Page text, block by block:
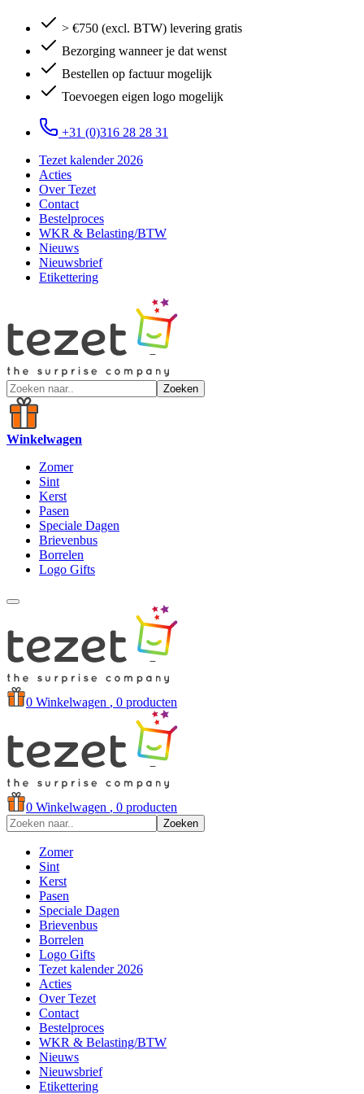
> €750 (excl. BTW) levering gratis
Bezorging wanneer je dat wenst
Bestellen op factuur mogelijk
Toevoegen eigen logo mogelijk
+31 (0)316 28 28 31
Tezet kalender 2026
Acties
Over Tezet
Contact
Bestelproces
WKR & Belasting/BTW
Nieuws
Nieuwsbrief
Etikettering
Zoeken
Winkelwagen
Zomer
Sint
Kerst
Pasen
Speciale Dagen
Brievenbus
Borrelen
Logo Gifts
0 Winkelwagen , 0 producten
0 Winkelwagen , 0 producten
Zoeken
Zomer
Sint
Kerst
Pasen
Speciale Dagen
Brievenbus
Borrelen
Logo Gifts
Tezet kalender 2026
Acties
Over Tezet
Contact
Bestelproces
WKR & Belasting/BTW
Nieuws
Nieuwsbrief
Etikettering